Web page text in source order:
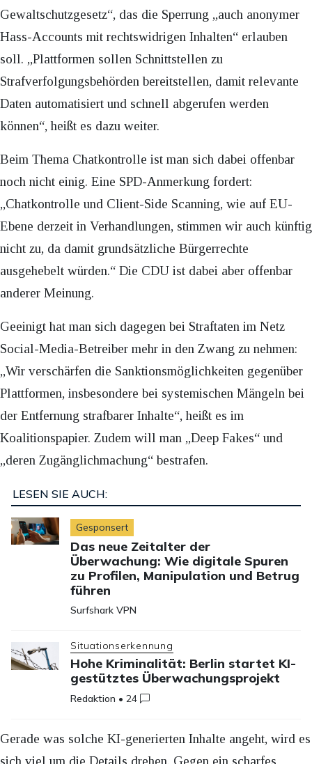
Gewaltschutzgesetz“, das die Sperrung „auch anonymer
Hass-Accounts mit rechtswidrigen Inhalten“ erlauben
soll. „Plattformen sollen Schnittstellen zu
Strafverfolgungsbehörden bereitstellen, damit relevante
Daten automatisiert und schnell abgerufen werden
können“, heißt es dazu weiter.
Beim Thema Chatkontrolle ist man sich dabei offenbar
noch nicht einig. Eine SPD-Anmerkung fordert:
„Chatkontrolle und Client-Side Scanning, wie auf EU-
Ebene derzeit in Verhandlungen, stimmen wir auch künftig
nicht zu, da damit grundsätzliche Bürgerrechte
ausgehebelt würden.“ Die CDU ist dabei aber offenbar
anderer Meinung.
Geeinigt hat man sich dagegen bei Straftaten im Netz
Social-Media-Betreiber mehr in den Zwang zu nehmen:
„Wir verschärfen die Sanktionsmöglichkeiten gegenüber
Plattformen, insbesondere bei systemischen Mängeln bei
der Entfernung strafbarer Inhalte“, heißt es im
Koalitionspapier. Zudem will man „Deep Fakes“ und
„deren Zugänglichmachung“ bestrafen.
LESEN SIE AUCH:
Gesponsert
Das neue Zeitalter der
Überwachung: Wie digitale Spuren
zu Profilen, Manipulation und Betrug
führen
Surfshark VPN
Situationserkennung
Hohe Kriminalität: Berlin startet KI-
gestütztes Überwachungsprojekt
Redaktion •24
Gerade was solche KI-generierten Inhalte angeht, wird es
sich viel um die Details drehen. Gegen ein scharfes